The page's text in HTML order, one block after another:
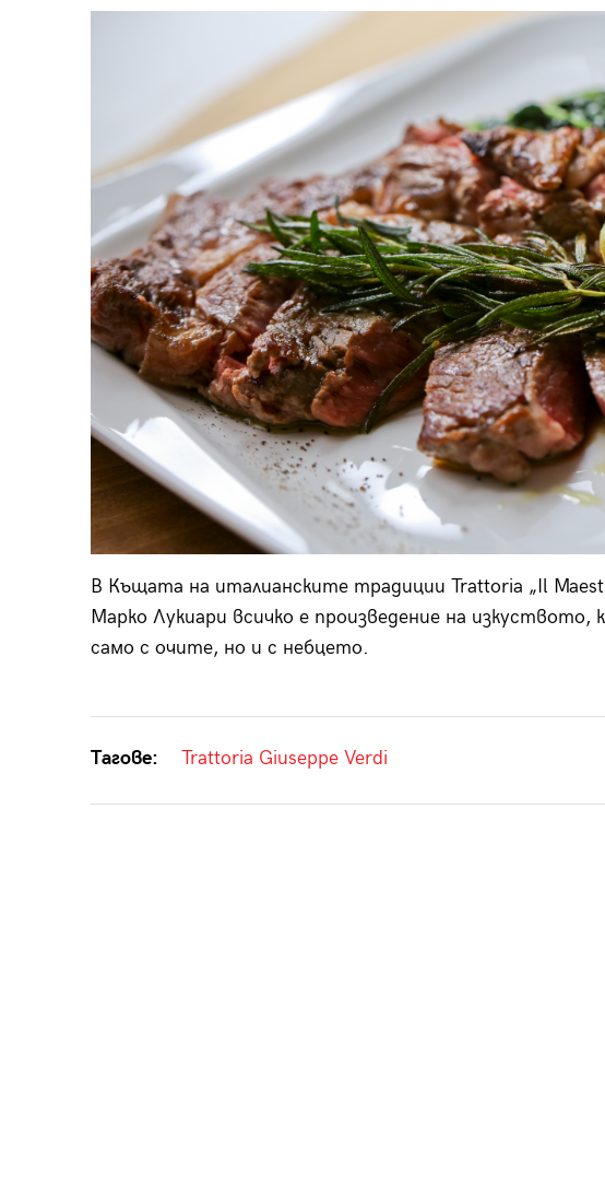
В Къщата на италианските традиции Trattoria „Il
Марко Лукиари всичко е произведение на
само с очите, но и с небцето.
Тагове: Trattoria Giuseppe Verdi